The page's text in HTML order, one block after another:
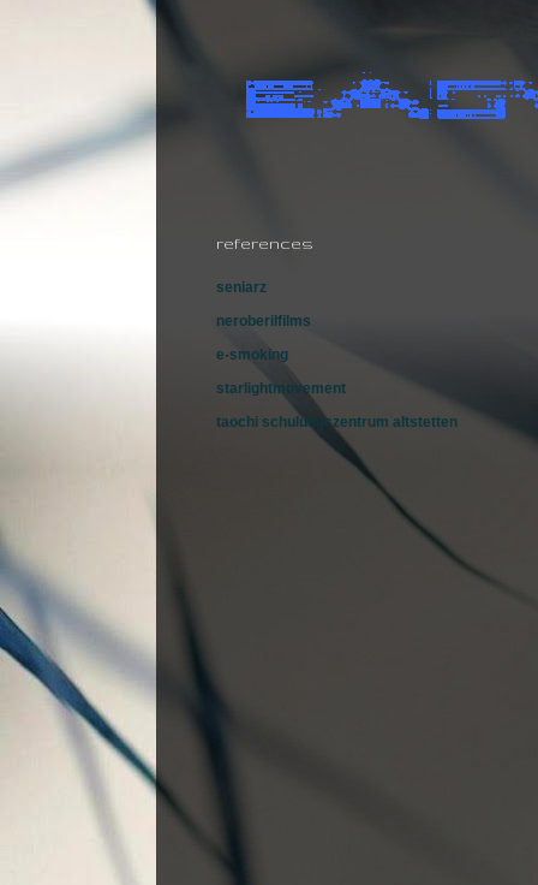
references
seniarz
neroberilfilms
e-smoking
starlightmovement
taochi schulungszentrum altstetten